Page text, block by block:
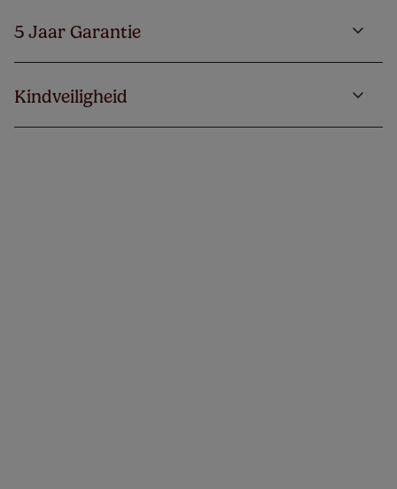
5 Jaar Garantie
Kindveiligheid